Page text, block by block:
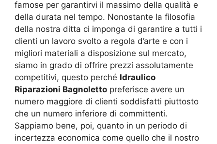
famose per garantirvi il massimo della qualità e
della durata nel tempo. Nonostante la filosofia
della nostra ditta ci imponga di garantire a tutti i
clienti un lavoro svolto a regola d’arte e con i
migliori materiali a disposizione sul mercato,
siamo in grado di offrire prezzi assolutamente
competitivi, questo perché Idraulico
Riparazioni Bagnoletto preferisce avere un
numero maggiore di clienti soddisfatti piuttosto
che un numero inferiore di committenti.
Sappiamo bene, poi, quanto in un periodo di
incertezza economica come quello che il nostro